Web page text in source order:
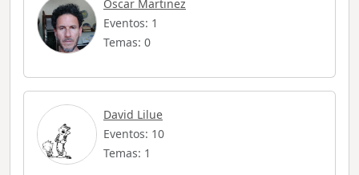
Oscar Martinez
Eventos: 1
Temas: 0
David Lilue
Eventos: 10
Temas: 1